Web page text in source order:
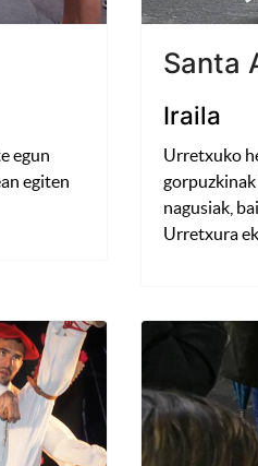
egun
egiten
Santa
Iraila
Urretxuko
nagusiak,
Urretxura